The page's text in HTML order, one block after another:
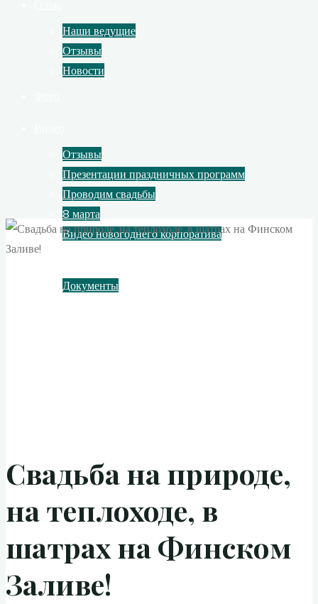
Наши ведущие
Отзывы
Новости
Отзывы
Презентации праздничных программ
Проводим свадьбы
8 марта
Видео новогоднего корпоратива
Документы
Свадьба на природе,
на теплоходе, в
шатрах на Финском
Заливе!